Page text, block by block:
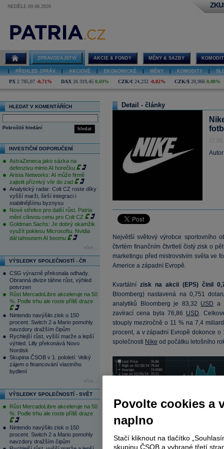
NEDĚLE 09.08.2026
ZPRAVODAJSTVÍ AKCIE & FONDY MĚNY & SAZBY
PŘEHLED ZPRÁV AKCIOVÉ EKONOMICKÉ MĚNY KOMODITY
PX 2 785,07 -0,71% DAX 26 319,45 0,69% CZK/€ 24,232 -0,02% CZK/$ 20,966 0,00%
HLEDAT V KOMENTÁŘÍCH
hledat
Pokročilé hledání
INVESTIČNÍ DOPORUČENÍ
AstraZeneca jako sázka na
defenzivu mimo AI horečku
Arista Networks: AI může firmě
zajistit příznivý vítr do zad
Analytický radar: Colt CZ roste díky
vyšší marži, širší integraci i
stabilnějšímu byznysu
Nové střelivo pro další růst. Patria
mění cílovou cenu pro Colt CZ
Goldman Sachs: Je dobrý okamžik
využít poklesu Microsoftu. Nvidia
dál tahounem AI boomu
více...
VÝSLEDKY SPOLEČNOSTÍ - ČR
CSG výrazně překonala odhady.
Obranná divize táhne růst, výhled
potvrzen
Růst MercadoLibre akceleruje na 50
%. Podle trhu ale roste příliš draze
Nintendo navýšilo zisk o 150
procent. Switch 2 a Mario pomohly
navzdory dražším čipům
Rychlejší růst, vyšší marže a lepší
výhled. Lilly překonává Novo
Nordisk
Skupina ČSOB v 1. pololetí: Velký
zájem o financování vlastního
bydlení
více...
VÝSLEDKY SPOLEČNOSTÍ - SVĚT
Růst MercadoLibre akceleruje na 50
%. Podle trhu ale roste příliš draze
Nintendo navýšilo zisk o 150
procent. Switch 2 a Mario pomohly
navzdory dražším čipům
Detail - články
Největší světový výrobce sportovního
čtvrtém finančním čtvrtletí čistý zisk o
marketingu před mistrovstvím světa ve
Americe a západní Evropě.
Kvartální zisk na akcii (EPS) činil
Bloomberg) nastavená na 0,751
analytiků Bloomberg je 83,32 USD a
zavírací cena byla 76,86 USD.
stouply meziročně o 11 % na 7,4
procent, a v západní Evropě dokonce
společnosti Nike od počátku letošního
Povolte cookies a
naplno
Stačí kliknout na tlačítko